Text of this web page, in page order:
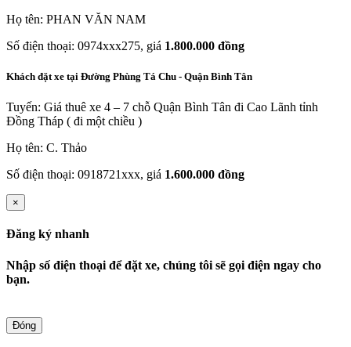
Họ tên: PHAN VĂN NAM
Số điện thoại: 0974xxx275, giá 1.800.000 đồng
Khách đặt xe tại Đường Phùng Tá Chu - Quận Bình Tân
Tuyến: Giá thuê xe 4 – 7 chỗ Quận Bình Tân đi Cao Lãnh tỉnh
Đồng Tháp ( đi một chiều )
Họ tên: C. Thảo
Số điện thoại: 0918721xxx, giá 1.600.000 đồng
×
Đăng ký nhanh
Nhập số điện thoại để đặt xe, chúng tôi sẽ gọi điện ngay cho
bạn.
Đóng